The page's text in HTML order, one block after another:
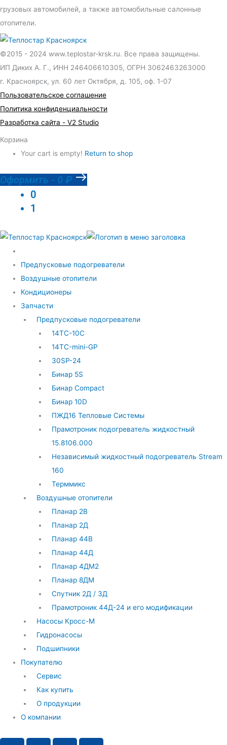
грузовых автомобилей, а также автомобильные салонные
отопители.
©2015 - 2024 www.teplostar-krsk.ru. Все права защищены.
ИП Диких А. Г., ИНН 246406610305, ОГРН 3062463263000
г. Красноярск, ул. 60 лет Октября, д. 105, оф. 1-07
Пользовательское соглашение
Политика конфиденциальности
Разработка сайта - V2 Studio
Корзина
Your cart is empty! Return to shop
Оформить - 0 ₽
0
1
Предпусковые подогреватели
Воздушные отопители
Кондиционеры
Запчасти
Предпусковые подогреватели
14ТС-10С
14ТС-mini-GP
30SP-24
Бинар 5S
Бинар Compact
Бинар 10D
ПЖД16 Тепловые Системы
Прамотроник подогреватель жидкостный
15.8106.000
Независимый жидкостный подогреватель Stream
160
Терммикс
Воздушные отопители
Планар 2В
Планар 2Д
Планар 44В
Планар 44Д
Планар 4ДМ2
Планар 8ДМ
Спутник 2Д / 3Д
Прамотроник 44Д-24 и его модификации
Насосы Кросс-М
Гидронасосы
Подшипники
Покупателю
Сервис
Как купить
О продукции
О компании